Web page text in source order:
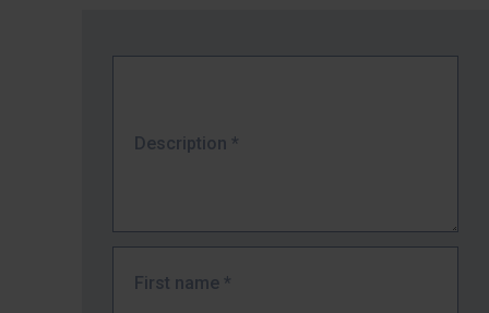
Description *
First name *